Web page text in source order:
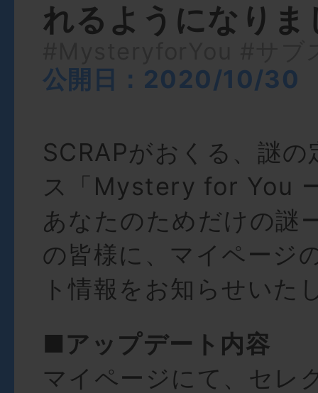
れるようになりま
公開日：2020/10/30
SCRAPがおくる、謎の
ス「Mystery for You
あなたのためだけの謎
の皆様に、マイページ
ト情報をお知らせいた
■アップデート内容
マイページにて、セレ